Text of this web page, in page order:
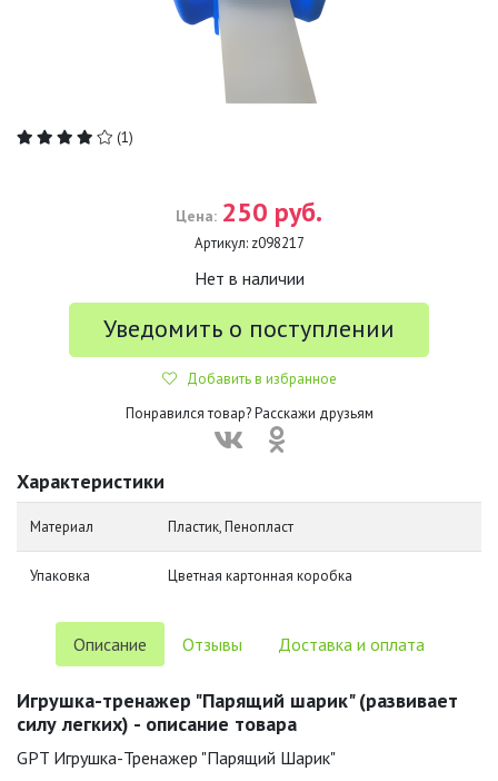
(1)
Цена: 250 руб.
Артикул: z098217
Нет в наличии
Уведомить о поступлении
Добавить в избранное
Понравился товар? Расскажи друзьям
Характеристики
Материал Пластик, Пенопласт
Упаковка Цветная картонная коробка
Описание Отзывы Доставка и оплата
Игрушка-тренажер "Парящий шарик" (развивает
силу легких) - описание товара
GPT Игрушка-Тренажер "Парящий Шарик"